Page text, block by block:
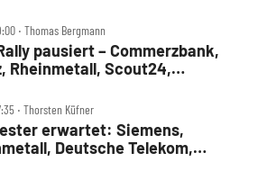
‧ Thomas Bergmann
pausiert – Commerzbank,
Rheinmetall, Scout24,
‧ Thorsten Küfner
erwartet: Siemens,
Deutsche Telekom,